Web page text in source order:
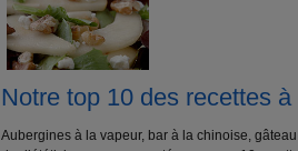
Notre top 10 des recettes
Aubergines à la vapeur, bar à la chinoise,